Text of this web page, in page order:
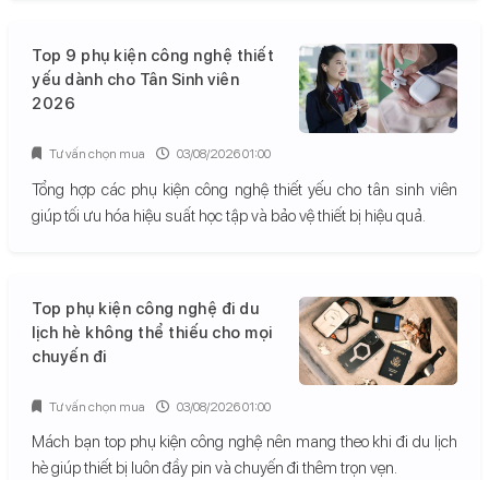
Top 9 phụ kiện công nghệ thiết
yếu dành cho Tân Sinh viên
2026
Tổng hợp các phụ kiện công nghệ thiết yếu cho tân sinh viên
giúp tối ưu hóa hiệu suất học tập và bảo vệ thiết bị hiệu quả.
Tư vấn chọn mua 03/08/2026 01:00
Top phụ kiện công nghệ đi du
lịch hè không thể thiếu cho mọi
chuyến đi
Mách bạn top phụ kiện công nghệ nên mang theo khi đi du lịch
hè giúp thiết bị luôn đầy pin và chuyến đi thêm trọn vẹn.
Tư vấn chọn mua 03/08/2026 01:00